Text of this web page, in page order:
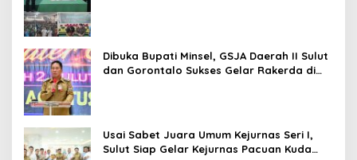
Dibuka Bupati Minsel, GSJA Daerah II Sulut
dan Gorontalo Sukses Gelar Rakerda di
Usai Sabet Juara Umum Kejurnas Seri I,
Sulut Siap Gelar Kejurnas Pacuan Kuda